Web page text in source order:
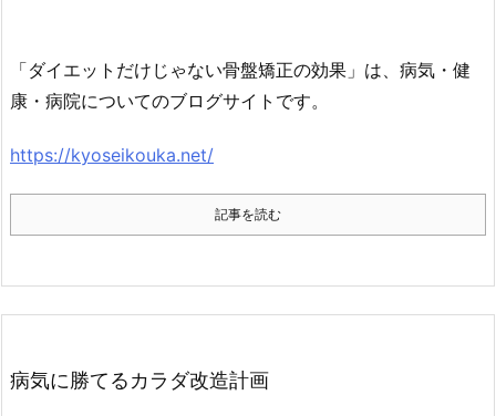
「ダイエットだけじゃない骨盤矯正の効果」は、病気・健
康・病院についてのブログサイトです。
https://kyoseikouka.net/
記事を読む
病気に勝てるカラダ改造計画